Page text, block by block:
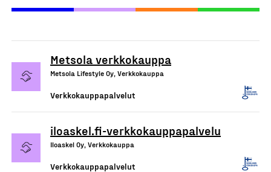
Metsola verkkokauppa
Metsola Lifestyle Oy, Verkkokauppa
Verkkokauppapalvelut
iloaskel.fi-verkkokauppapalvelu
Iloaskel Oy, Verkkokauppa
Verkkokauppapalvelut